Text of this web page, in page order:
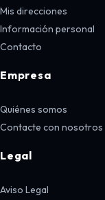
Mis direcciones
Información personal
Contacto
Empresa
Quiénes somos
Contacte con nosotros
Legal
Aviso Legal